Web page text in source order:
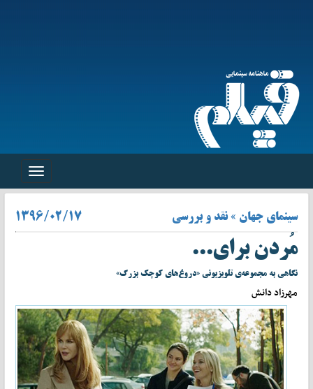
Toggle
سینمای جهان » نقد و بررسی ۱۳۹۶/۰۲/۱۷
مُردن برای...
نگاهی به مجموعه‌ی تلویزیونی «دروغ‌های کوچک بزرگ»
مهرزاد دانش